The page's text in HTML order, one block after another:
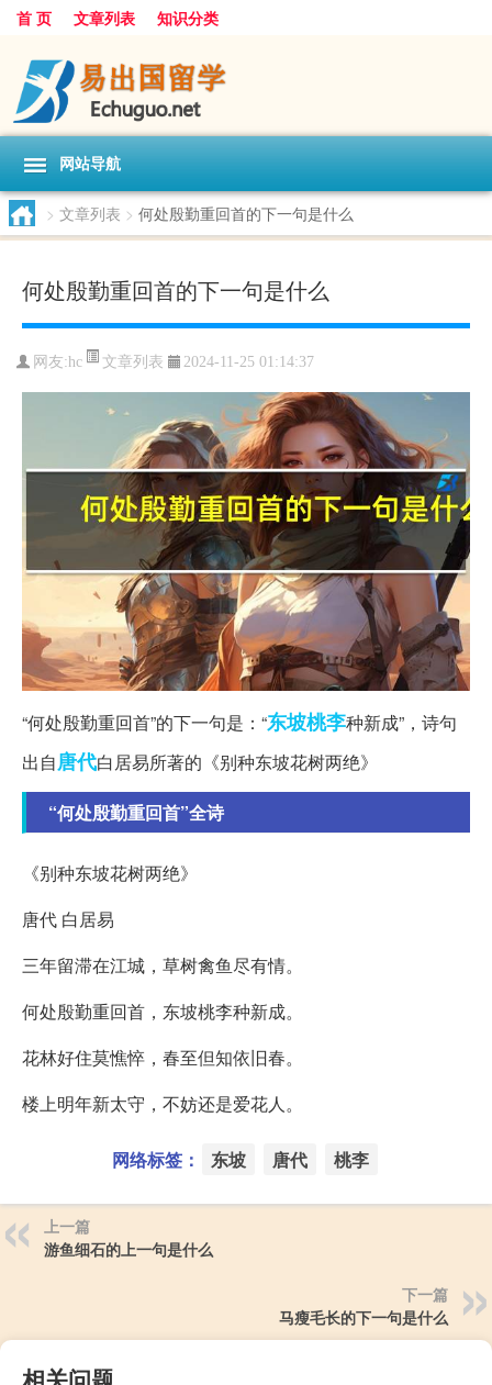
首 页 文章列表 知识分类
网站导航
> 文章列表 > 何处殷勤重回首的下一句是什么
何处殷勤重回首的下一句是什么
网友:hc 文章列表 2024-11-25 01:14:37
“何处殷勤重回首”的下一句是：“东坡桃李种新成”，诗句
出自唐代白居易所著的《别种东坡花树两绝》
“何处殷勤重回首”全诗
《别种东坡花树两绝》
唐代 白居易
三年留滞在江城，草树禽鱼尽有情。
何处殷勤重回首，东坡桃李种新成。
花林好住莫憔悴，春至但知依旧春。
楼上明年新太守，不妨还是爱花人。
网络标签： 东坡 唐代 桃李
上一篇
游鱼细石的上一句是什么
下一篇
马瘦毛长的下一句是什么